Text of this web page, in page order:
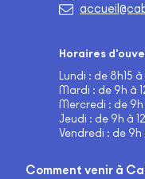
Horaires
Lundi : de 8h15 à
Mardi : de 9h à
Mercredi : de 9h
Jeudi : de 9h à
Vendredi : de 9h
Comment venir à